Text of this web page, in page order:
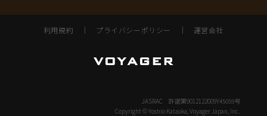
利用規約 ｜ プライバシーポリシー ｜ 運営会社
JASRAC 許諾第9012122009Y45059号
Copyright © Yoshio Kataoka, Voyager Japan, Inc.